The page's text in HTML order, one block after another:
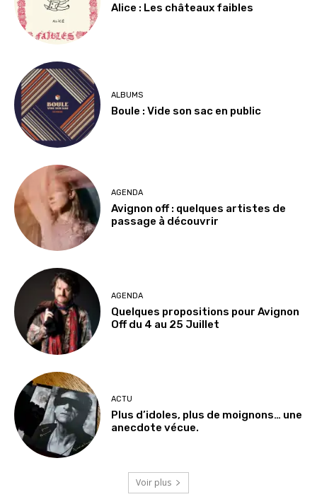
Alice : Les châteaux faibles
ALBUMS
Boule : Vide son sac en public
AGENDA
Avignon off : quelques artistes de
passage à découvrir
AGENDA
Quelques propositions pour Avignon
Off du 4 au 25 Juillet
ACTU
Plus d’idoles, plus de moignons… une
anecdote vécue.
Voir plus